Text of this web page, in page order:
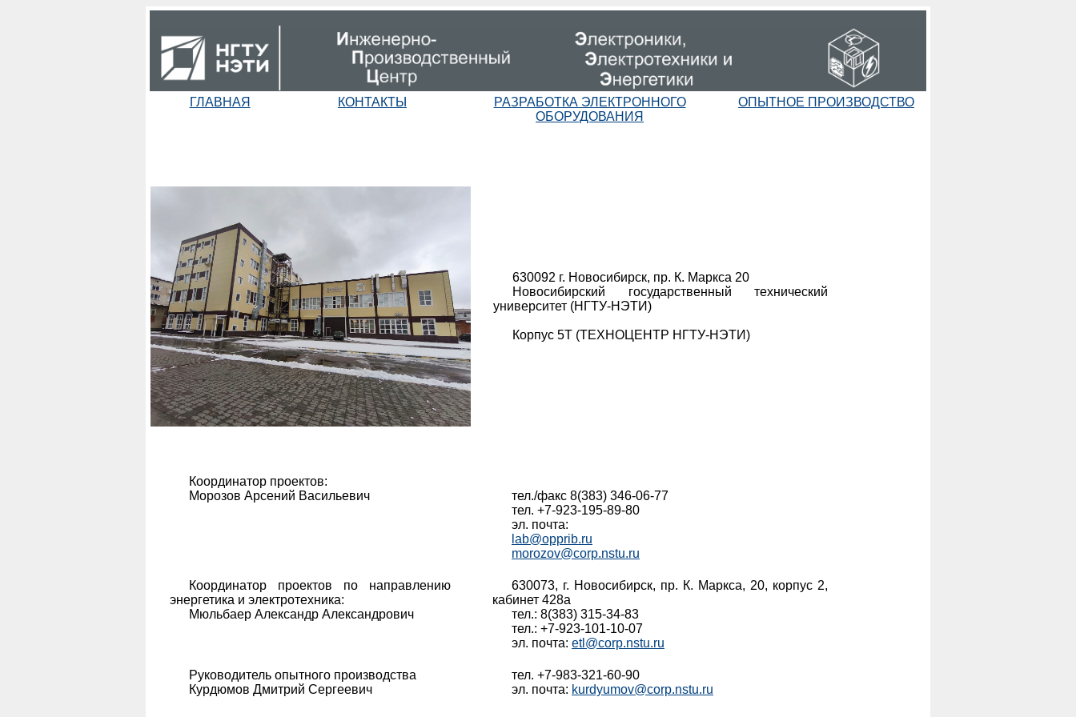
ГЛАВНАЯ КОНТАКТЫ
РАЗРАБОТКА ЭЛЕКТРОННОГО
ОБОРУДОВАНИЯ
ОПЫТНОЕ ПРОИЗВОДСТВО
630092 г. Новосибирск, пр. К. Маркса 20
Новосибирский государственный технический
университет (НГТУ-НЭТИ)
Корпус 5Т (ТЕХНОЦЕНТР НГТУ-НЭТИ)
Координатор проектов:
Морозов Арсений Васильевич
тел./факс 8(383) 346-06-77
тел. +7-923-195-89-80
эл. почта:
lab@opprib.ru
morozov@corp.nstu.ru
Координатор проектов по направлению
энергетика и электротехника:
Мюльбаер Александр Александрович
630073, г. Новосибирск, пр. К. Маркса, 20, корпус 2,
кабинет 428а
тел.: 8(383) 315-34-83
тел.: +7-923-101-10-07
эл. почта: etl@corp.nstu.ru
Руководитель опытного производства
Курдюмов Дмитрий Сергеевич
тел. +7-983-321-60-90
эл. почта: kurdyumov@corp.nstu.ru